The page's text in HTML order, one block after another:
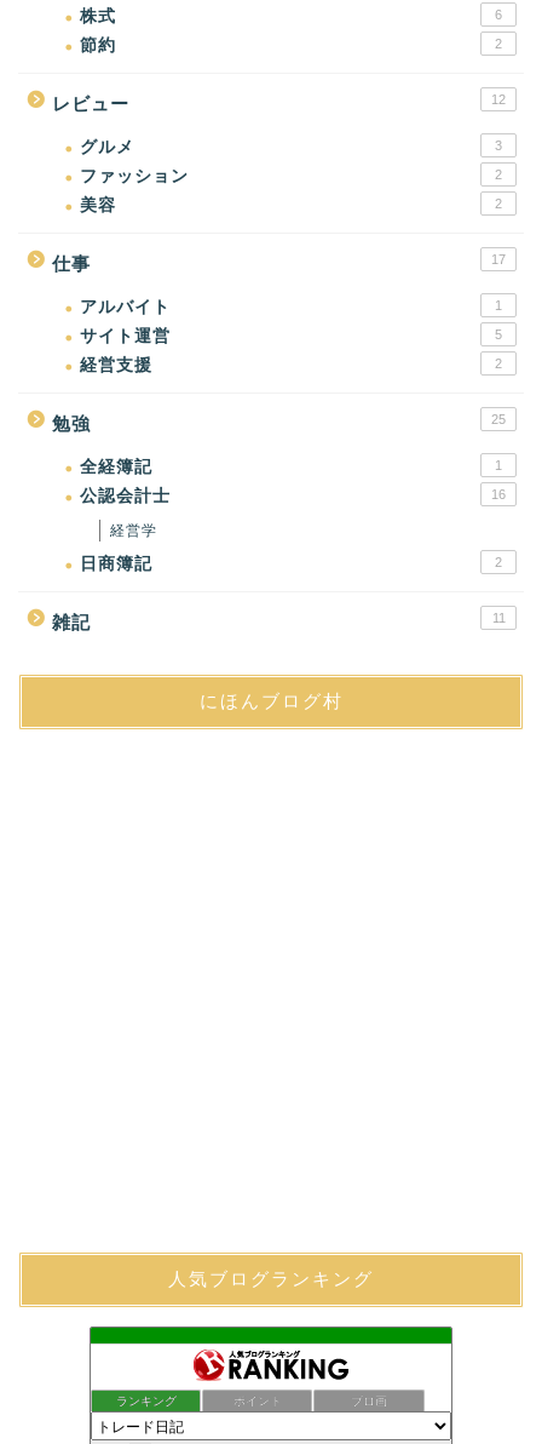
株式 6
節約 2
レビュー 12
グルメ 3
ファッション 2
美容 2
仕事 17
アルバイト 1
サイト運営 5
経営支援 2
勉強 25
全経簿記 1
公認会計士 16
経営学
日商簿記 2
雑記 11
にほんブログ村
人気ブログランキング
ランキング ポイント ブロ画